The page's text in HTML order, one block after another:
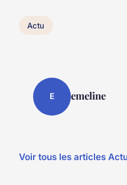
Actu
E emeline
Voir tous les articles